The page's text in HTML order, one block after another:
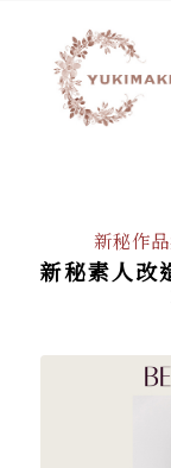
新秘作
新秘素人改